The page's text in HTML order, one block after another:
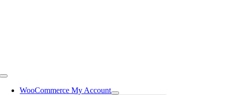
WooCommerce My Account